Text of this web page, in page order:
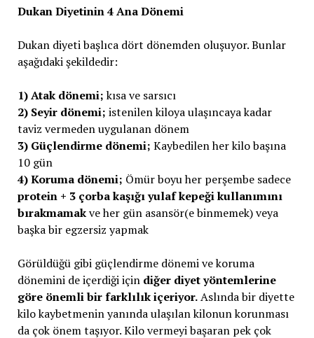
Dukan Diyetinin 4 Ana Dönemi
Dukan diyeti başlıca dört dönemden oluşuyor. Bunlar
aşağıdaki şekildedir:
1) Atak dönemi;kısa ve sarsıcı
2) Seyir dönemi; istenilen kiloya ulaşıncaya kadar
taviz vermeden uygulanan dönem
3) Güçlendirme dönemi; Kaybedilen her kilo başına
10 gün
4) Koruma dönemi; Ömür boyu her perşembe sadece
protein + 3 çorba kaşığı yulaf kepeği kullanımını
bırakmamakve her gün asansör(e binmemek) veya
başka bir egzersiz yapmak
Görüldüğü gibi güçlendirme dönemi ve koruma
dönemini de içerdiği için diğer diyet yöntemlerine
göre önemli bir farklılık içeriyor.Aslında bir diyette
kilo kaybetmenin yanında ulaşılan kilonun korunması
da çok önem taşıyor. Kilo vermeyi başaran pek çok